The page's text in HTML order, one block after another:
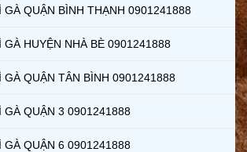
GÀ QUẬN BÌNH THẠNH 0901241888
GÀ HUYỆN NHÀ BÈ 0901241888
GÀ QUẬN TÂN BÌNH 0901241888
GÀ QUẬN 3 0901241888
GÀ QUẬN 6 0901241888